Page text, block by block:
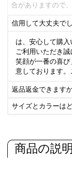
合がありますので
信用して大丈夫で
は、安心して購
ご利用いただき
笑顔が一番の喜
意しております。
返品返金できます
サイズとカラーは
商品の説明